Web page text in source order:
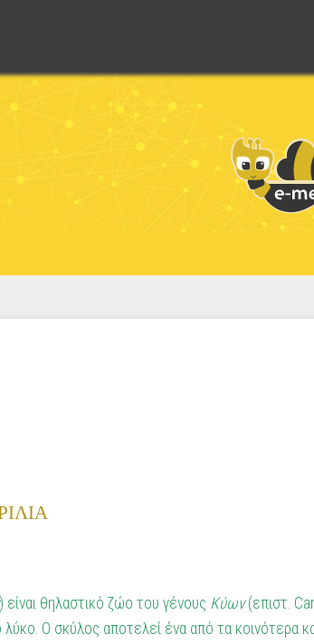
) είναι θηλαστικό ζώο του γένους Κύων(επιστ.
λύκο. Ο σκύλος αποτελεί ένα από τα κοινότερα